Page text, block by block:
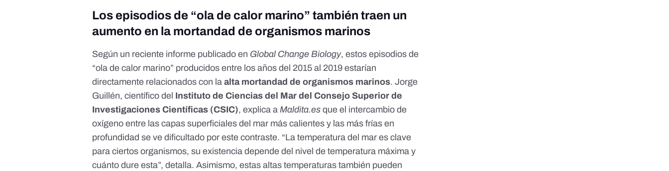
Los episodios de “ola de calor marino” también traen un
aumento en la mortandad de organismos marinos
Según un reciente informe publicado en Global Change Biology, estos episodios de
“ola de calor marino” producidos entre los años del 2015 al 2019 estarían
directamente relacionados con laalta mortandad de organismos marinos. Jorge
Guillén, científico del Instituto de Ciencias del Mar del Consejo Superior de
Investigaciones Científicas (CSIC), explica aMaldita.esque el intercambio de
oxígeno entre las capas superficiales del mar más calientes y las más frías en
profundidad se ve dificultado por este contraste. “La temperatura del mar es clave
para ciertos organismos, su existencia depende del nivel de temperatura máxima y
cuánto dure esta”, detalla. Asimismo, estas altas temperaturas también pueden